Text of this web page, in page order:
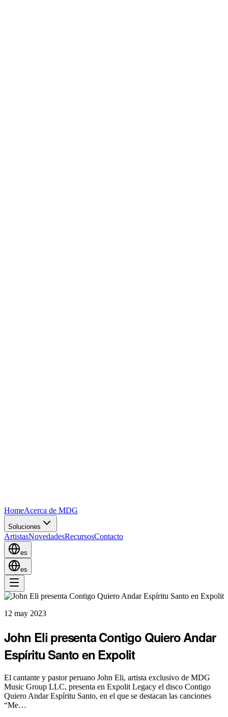
HomeAcerca de MDG
Soluciones
ArtistasNovedadesRecursosContacto
es
es
12 may 2023
John Eli presenta Contigo Quiero Andar
Espíritu Santo en Expolit
El cantante y pastor peruano John Eli, artista exclusivo de MDG
Music Group LLC, presenta en Expolit Legacy el disco Contigo
Quiero Andar Espíritu Santo, en el que se destacan las canciones
“Me…